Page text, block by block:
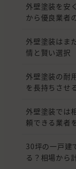
外壁塗装を安
から優良業者
外壁塗装はま
情と賢い選択
外壁塗装の耐
を長持ちさせ
外壁塗装では
頼できる業者
30坪の一戸建
る？相場から